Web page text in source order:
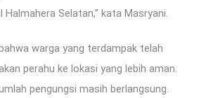
Selatan,” kata Masryani.
warga yang terdampak telah
perahu ke lokasi yang lebih aman.
pengungsi masih berlangsung.